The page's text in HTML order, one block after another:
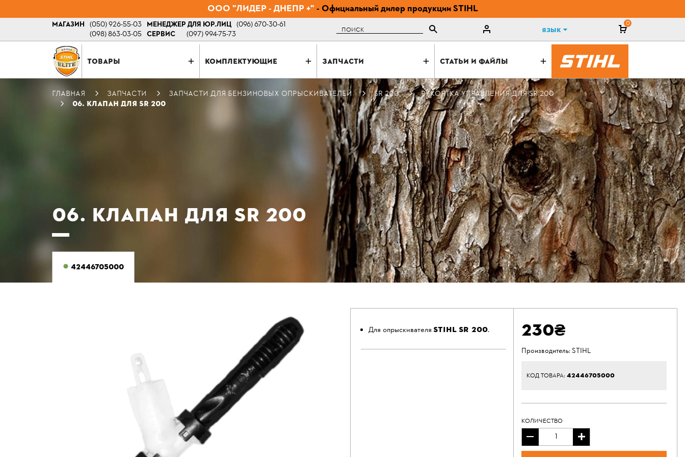
ООО "ЛИДЕР - ДНЕПР +" - Официальный дилер продукции STIHL
МАГАЗИН (050) 926-55-03
(098) 863-03-05
МЕНЕДЖЕР ДЛЯ ЮР.ЛИЦ (096) 670-30-61
СЕРВИС
(097) 994-75-73 Поиск Язык
0
ТОВАРЫ КОМПЛЕКТУЮЩИЕ ЗАПЧАСТИ СТАТЬИ И ФАЙЛЫ
ГЛАВНАЯ ЗАПЧАСТИ ЗАПЧАСТИ ДЛЯ БЕНЗИНОВЫХ ОПРЫСКИВАТЕЛЕЙ SR 200
РУКОЯТКА УПРАВЛЕНИЯ ДЛЯ SR 200
06. КЛАПАН ДЛЯ SR 200
06. КЛАПАН ДЛЯ SR 200
42446705000
Для опрыскивателя STIHL SR 200. 230₴
Производитель:STIHL
КОД ТОВАРА: 42446705000
КОЛИЧЕСТВО